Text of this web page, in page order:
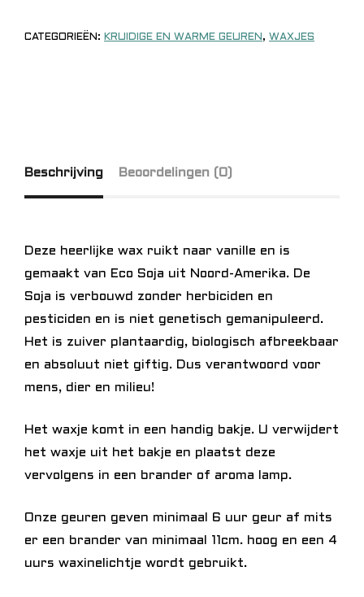
CATEGORIEËN: KRUIDIGE EN WARME GEUREN , WAXJES
Beschrijving Beoordelingen (0)
Deze heerlijke wax ruikt naar vanille en is
gemaakt van Eco Soja uit Noord-Amerika. De
Soja is verbouwd zonder herbiciden en
pesticiden en is niet genetisch gemanipuleerd.
Het is zuiver plantaardig, biologisch afbreekbaar
en absoluut niet giftig. Dus verantwoord voor
mens, dier en milieu!
Het waxje komt in een handig bakje. U verwijdert
het waxje uit het bakje en plaatst deze
vervolgens in een brander of aroma lamp.
Onze geuren geven minimaal 6 uur geur af mits
er een brander van minimaal 11cm. hoog en een 4
uurs waxinelichtje wordt gebruikt.